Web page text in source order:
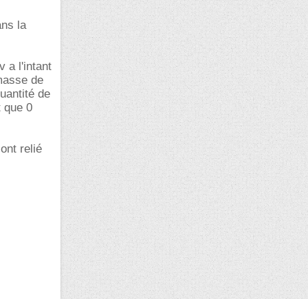
la
a l'intant
de
de
que 0
relié